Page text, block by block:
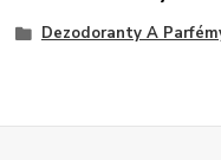
Dezodoranty A